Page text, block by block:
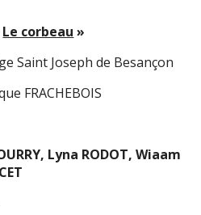
Le corbeau »
Saint Joseph de Besançon
FRACHEBOIS
Lyna RODOT, Wiaam